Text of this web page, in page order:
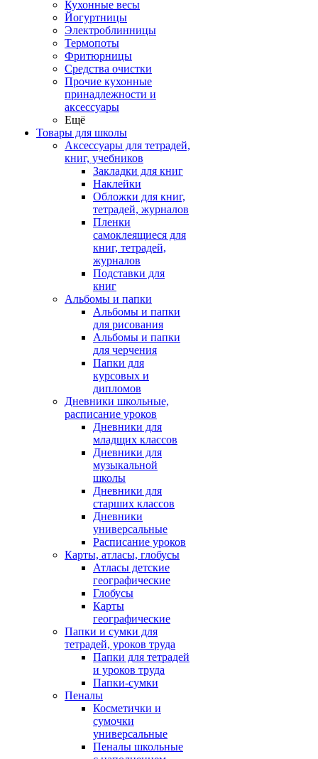
Кухонные весы
Йогуртницы
Электроблинницы
Термопоты
Фритюрницы
Средства очистки
Прочие кухонные
принадлежности и
аксессуары
Ещё
Товары для школы
Аксессуары для тетрадей,
книг, учебников
Закладки для книг
Наклейки
Обложки для книг,
тетрадей, журналов
Пленки
самоклеящиеся для
книг, тетрадей,
журналов
Подставки для
книг
Альбомы и папки
Альбомы и папки
для рисования
Альбомы и папки
для черчения
Папки для
курсовых и
дипломов
Дневники школьные,
расписание уроков
Дневники для
младщих классов
Дневники для
музыкальной
школы
Дневники для
старших классов
Дневники
универсальные
Расписание уроков
Карты, атласы, глобусы
Атласы детские
географические
Глобусы
Карты
географические
Папки и сумки для
тетрадей, уроков труда
Папки для тетрадей
и уроков труда
Папки-сумки
Пеналы
Косметички и
сумочки
универсальные
Пеналы школьные